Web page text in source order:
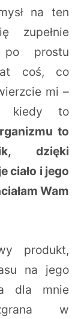
na ten
zupełnie
po prostu
coś, co
mi –
kiedy to
to
dzięki
ciało i jego
Wam
produkt,
na jego
dla mnie
w